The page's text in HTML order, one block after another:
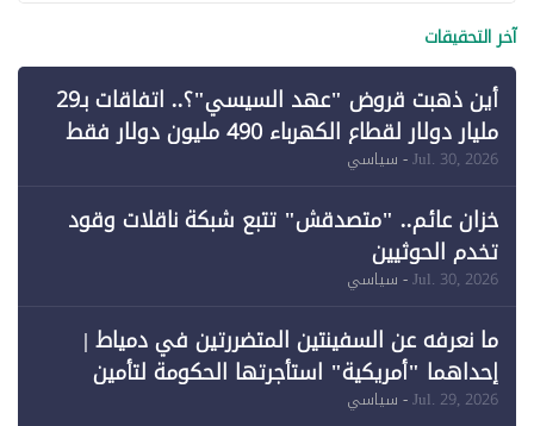
آخر التحقيقات
أين ذهبت قروض "عهد السيسي"؟.. اتفاقات بـ29
مليار دولار لقطاع الكهرباء 490 مليون دولار فقط
لـ"الطاقة المتجددة" (1)
Jul. 30, 2026- سياسي
خزان عائم.. "متصدقش" تتبع شبكة ناقلات وقود
تخدم الحوثيين
Jul. 30, 2026- سياسي
ما نعرفه عن السفينتين المتضررتين في دمياط |
إحداهما "أمريكية" استأجرتها الحكومة لتأمين
احتياجات الطاقة
Jul. 29, 2026- سياسي